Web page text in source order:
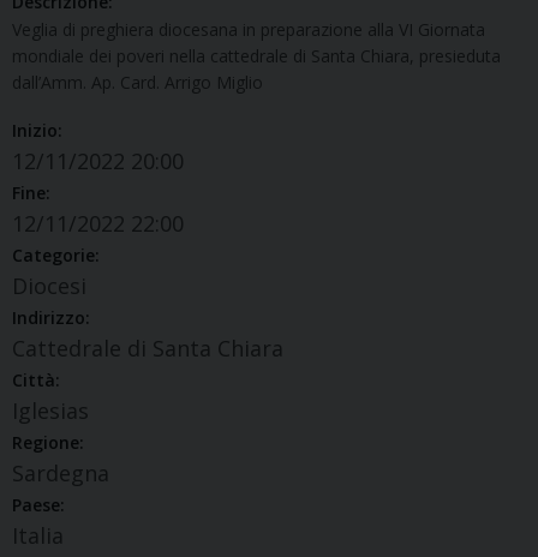
Veglia di preghiera diocesana in preparazione alla VI Giornata
mondiale dei poveri nella cattedrale di Santa Chiara, presieduta
dall’Amm. Ap. Card. Arrigo Miglio
Inizio:
12/11/2022 20:00
Fine:
12/11/2022 22:00
Categorie:
Diocesi
Indirizzo:
Cattedrale di Santa Chiara
Città:
Iglesias
Regione:
Sardegna
Paese:
Italia